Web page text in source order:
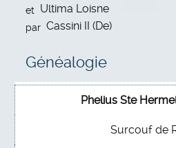
et Ultima Loisne
par Cassini II (De)
Généalogie
Phelius Ste
Surcouf de